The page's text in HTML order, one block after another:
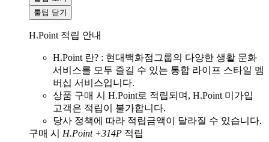
툴팁 닫기
H.Point 적립 안내
H.Point 란? : 현대백화점그룹의 다양한 생활 문화
서비스를 모두 즐길 수 있는 통합 라이프 스타일 멤
버십 서비스입니다.
상품 구매 시 H.Point로 적립되며, H.Point 미가입
고객은 적립이 불가합니다.
당사 정책에 따라 적립금액이 달라질 수 있습니다.
구매 시 H.Point +314P 적립